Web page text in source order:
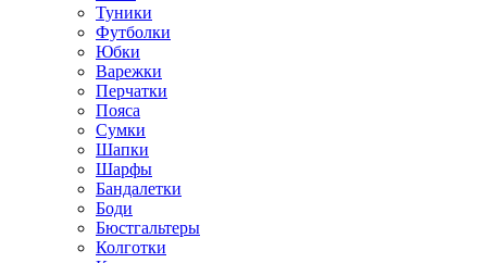
Туники
Футболки
Юбки
Варежки
Перчатки
Пояса
Сумки
Шапки
Шарфы
Бандалетки
Боди
Бюстгальтеры
Колготки